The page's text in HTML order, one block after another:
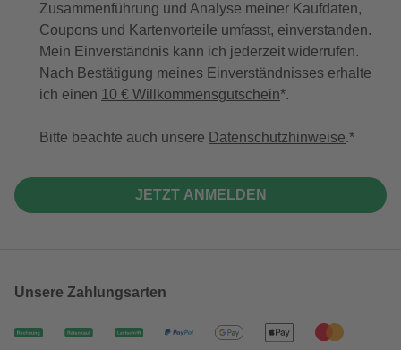
Zusammenführung und Analyse meiner Kaufdaten,
Coupons und Kartenvorteile umfasst, einverstanden.
Mein Einverständnis kann ich jederzeit widerrufen.
Nach Bestätigung meines Einverständnisses erhalte
ich einen 10 € Willkommensgutschein*.
Bitte beachte auch unsere Datenschutzhinweise.
JETZT ANMELDEN
Unsere Zahlungsarten